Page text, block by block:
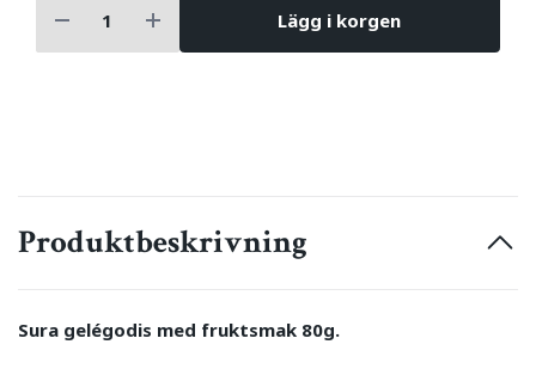
Lägg i korgen
Produktbeskrivning
Sura gelégodis med fruktsmak 80g.